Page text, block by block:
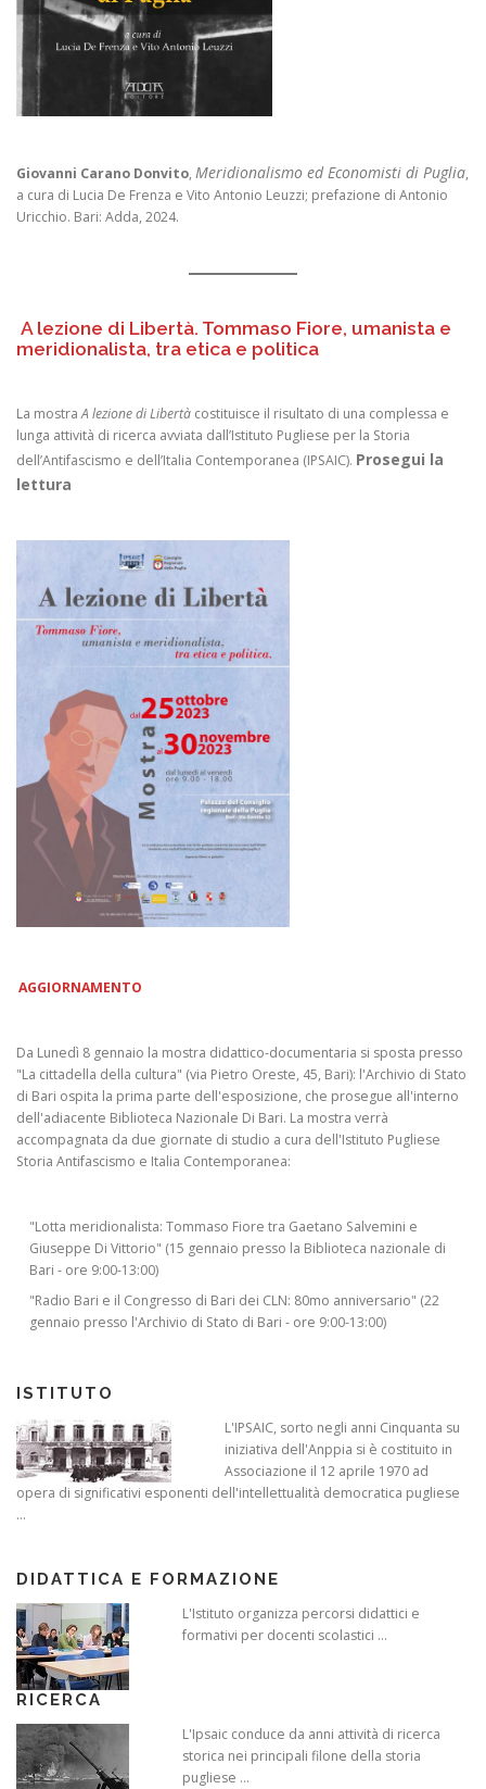
Giovanni Carano Donvito, Meridionalismo ed Economisti di Puglia,
a cura di Lucia De Frenza e Vito Antonio Leuzzi; prefazione di Antonio
Uricchio. Bari: Adda, 2024.
A lezione di Libertà. Tommaso Fiore, umanista e
meridionalista, tra etica e politica
La mostraA lezione di Libertà costituisce il risultato di una complessa e
lunga attività di ricerca avviata dall’Istituto Pugliese per la Storia
dell’Antifascismo e dell’Italia Contemporanea (IPSAIC). Prosegui la
lettura
AGGIORNAMENTO
Da Lunedì 8 gennaio la mostra didattico-documentaria si sposta presso
"La cittadella della cultura" (via Pietro Oreste, 45, Bari): l'Archivio di Stato
di Bari ospita la prima parte dell'esposizione, che prosegue all'interno
dell'adiacente Biblioteca Nazionale Di Bari. La mostra verrà
accompagnata da due giornate di studio a cura dell'Istituto Pugliese
Storia Antifascismo e Italia Contemporanea:
"Lotta meridionalista: Tommaso Fiore tra Gaetano Salvemini e
Giuseppe Di Vittorio" (15 gennaio presso la Biblioteca nazionale di
Bari - ore 9:00-13:00)
"Radio Bari e il Congresso di Bari dei CLN: 80mo anniversario" (22
gennaio presso l'Archivio di Stato di Bari - ore 9:00-13:00)
ISTITUTO
L'IPSAIC, sorto negli anni Cinquanta su
iniziativa dell'Anppia si è costituito in
Associazione il 12 aprile 1970 ad
opera di significativi esponenti dell'intellettualità democratica pugliese
...
DIDATTICA E FORMAZIONE
L'Istituto organizza percorsi didattici e
formativi per docenti scolastici ...
RICERCA
L'Ipsaic conduce da anni attività di ricerca
storica nei principali filone della storia
pugliese ...